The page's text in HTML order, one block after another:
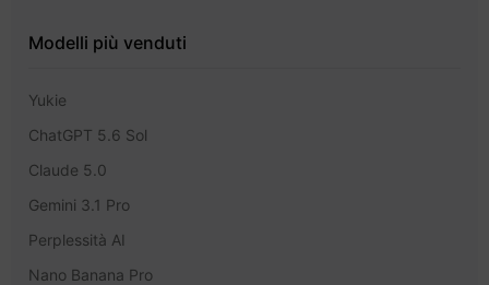
Modelli più venduti
Yukie
ChatGPT 5.6 Sol
Claude 5.0
Gemini 3.1 Pro
Perplessità AI
Nano Banana Pro